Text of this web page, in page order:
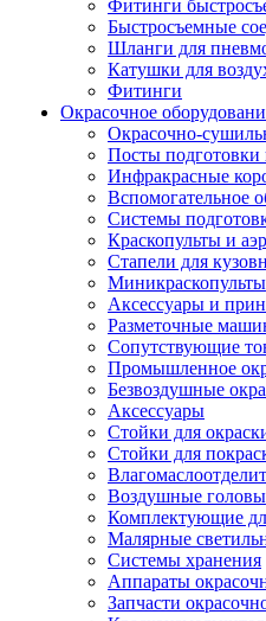
Фитинги
Быстросъемные
Шланги для
Катушки для
Фитинги
Окрасочное
Окрасочно-
Посты подготовки
Инфракрасные
Вспомогательное
Системы
Краскопульты и
Стапели для
Миникраскопульты
Аксессуары и
Разметочные
Сопутствующие
Промышленное
Безвоздушные
Аксессуары
Стойки для
Стойки для
Воздушные головы
Комплектующие
Малярные
Системы хранения
Аппараты
Запчасти